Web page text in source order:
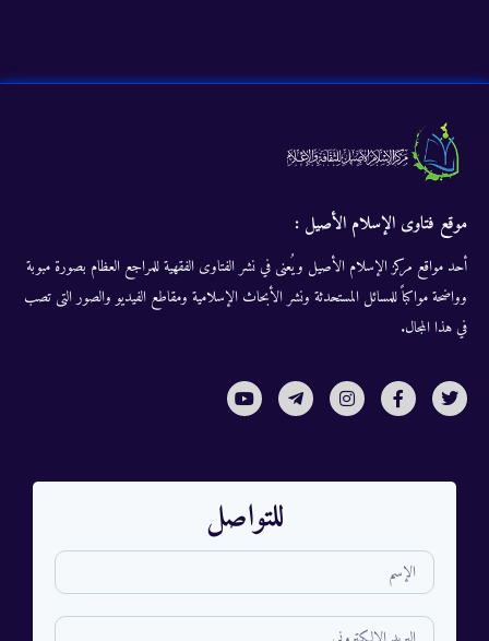
موقع فتاوى الإسلام الأصيل :
أحد مواقع مركز الإسلام الأصيل ويُعنى في نشر الفتاوى الفقهية للمراجع العظام بصورة مبوبة
وواضحة مواكباً للمسائل المستحدثة ونشر الأبحاث الإسلامية ومقاطع الفيديو والصور التى تصب
في هذا المجال.
للتواصل